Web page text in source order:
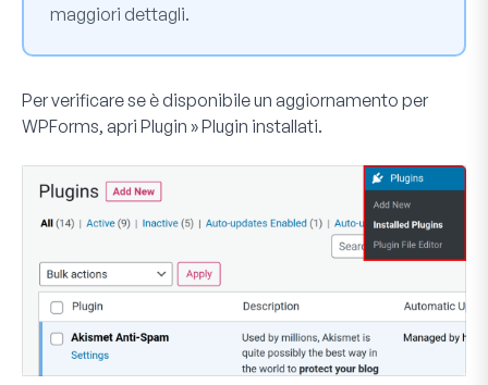
maggiori dettagli.
Per verificare se è disponibile un aggiornamento per
WPForms, apri Plugin » Plugin installati.